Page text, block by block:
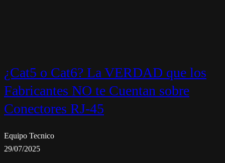
¿Cat5 o Cat6? La VERDAD que los
Fabricantes NO te Cuentan sobre
Conectores RJ-45
Equipo Tecnico
29/07/2025